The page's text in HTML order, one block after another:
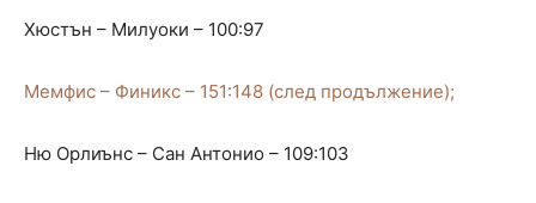
Хюстън – Милуоки – 100:97
Мемфис – Финикс – 151:148 (след продължение);
Ню Орлиънс – Сан Антонио – 109:103